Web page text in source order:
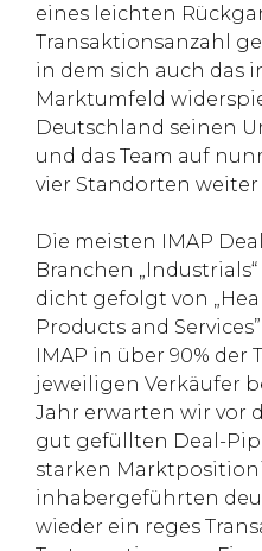
eines leichten
Transaktionsanzahl
in dem sich auch das
Marktumfeld
Deutschland seinen
und das Team auf
vier Standorten weiter
Die meisten IMAP
Branchen „Industrials“
dicht gefolgt von
Products and
IMAP in über 90% der
jeweiligen Verkäufer
Jahr erwarten wir vor
gut gefüllten Deal-
starken
inhabergeführten
wieder ein reges